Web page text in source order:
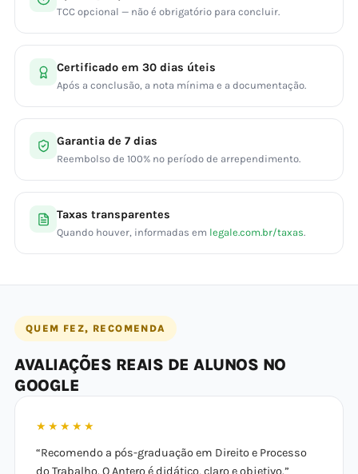
TCC opcional — não é obrigatório para concluir.
Certificado em 30 dias úteis
Após a conclusão, a nota mínima e a documentação.
Garantia de 7 dias
Reembolso de 100% no período de arrependimento.
Taxas transparentes
Quando houver, informadas em legale.com.br/taxas.
QUEM FEZ, RECOMENDA
AVALIAÇÕES REAIS DE ALUNOS NO
GOOGLE
★★★★★
“Recomendo a pós-graduação em Direito e Processo
do Trabalho. O Antero é didático, claro e objetivo.”